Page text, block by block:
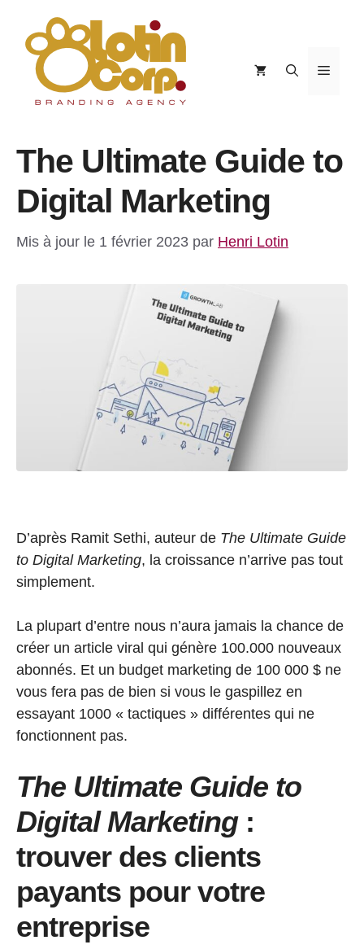
contenu
Menu
The Ultimate Guide to
Digital Marketing
Mis à jour le 1 février 2023 par Henri Lotin
D’après Ramit Sethi, auteur de The Ultimate Guide
to Digital Marketing, la croissance n’arrive pas tout
simplement.
La plupart d’entre nous n’aura jamais la chance de
créer un article viral qui génère 100.000 nouveaux
abonnés. Et un budget marketing de 100 000 $ ne
vous fera pas de bien si vous le gaspillez en
essayant 1000 « tactiques » différentes qui ne
fonctionnent pas.
The Ultimate Guide to
Digital Marketing:
trouver des clients
payants pour votre
entreprise